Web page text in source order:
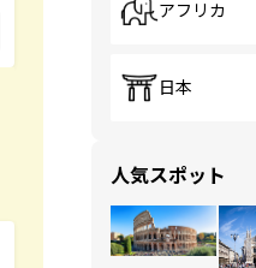
アフリカ
日本
人気スポット